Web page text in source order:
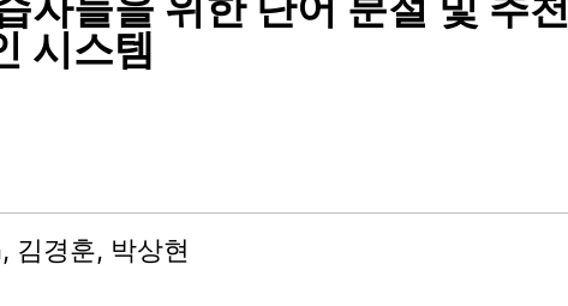
시스템
김경훈, 박상현